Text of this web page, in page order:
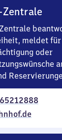
meldet für
oder